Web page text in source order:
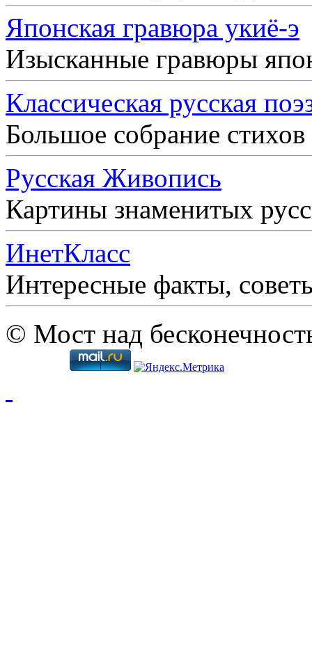
Японская гравюра укиё-э
Изысканные гравюры
Классическая русская
Большое собрание
Русская Живопись
Картины знаменитых
ИнетКласс
Интересные факты,
© Мост над